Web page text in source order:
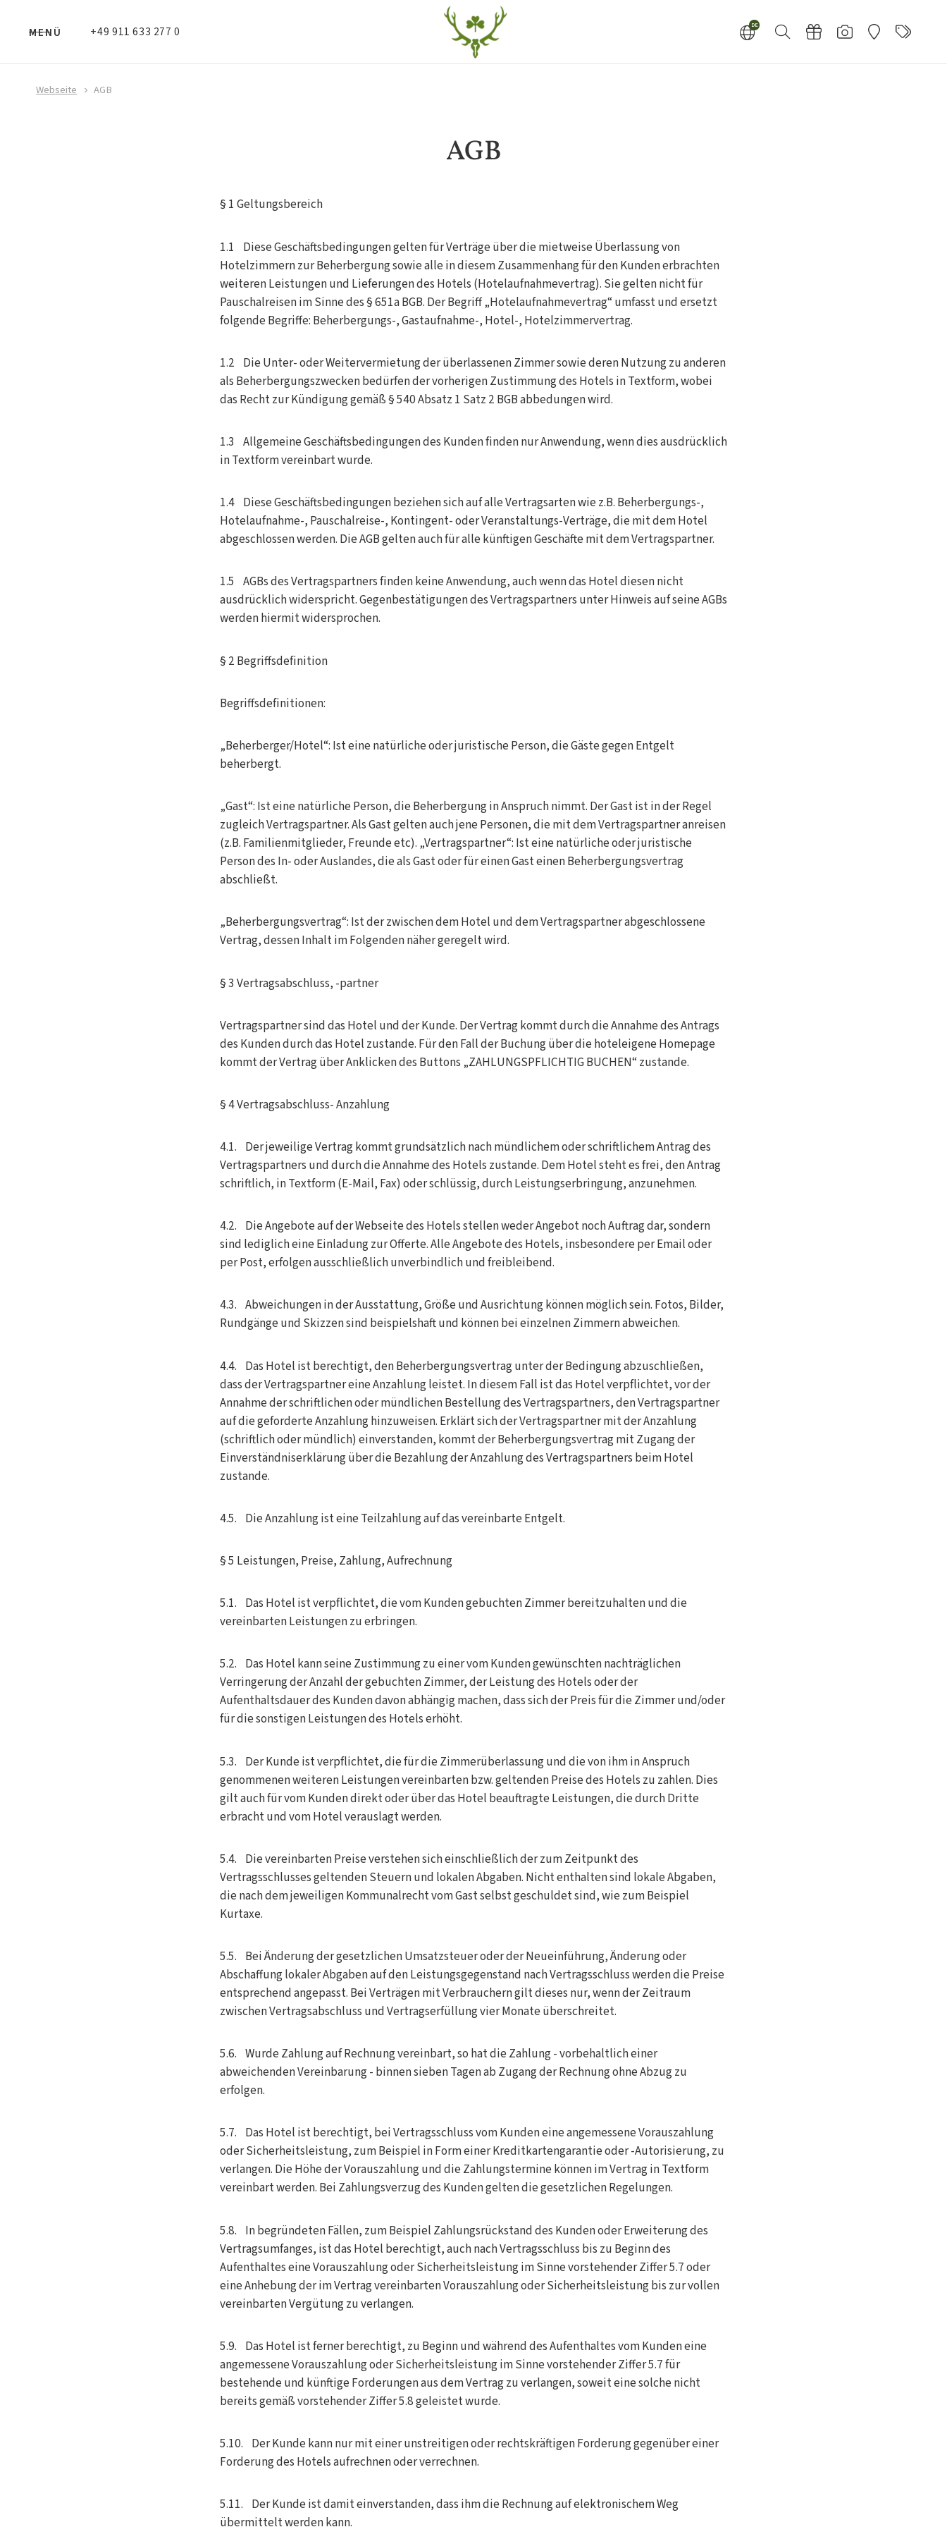
MENÜ +49 911 633 277 0 DE
EN
Webseite AGB
AGB
§ 1 Geltungsbereich
1.1 Diese Geschäftsbedingungen gelten für Verträge über die mietweise Überlassung von
Hotelzimmern zur Beherbergung sowie alle in diesem Zusammenhang für den Kunden erbrachten
weiteren Leistungen und Lieferungen des Hotels (Hotelaufnahmevertrag). Sie gelten nicht für
Pauschalreisen im Sinne des § 651a BGB. Der Begriff „Hotelaufnahmevertrag“ umfasst und ersetzt
folgende Begriffe: Beherbergungs-, Gastaufnahme-, Hotel-, Hotelzimmervertrag.
1.2 Die Unter- oder Weitervermietung der überlassenen Zimmer sowie deren Nutzung zu anderen
als Beherbergungszwecken bedürfen der vorherigen Zustimmung des Hotels in Textform, wobei
das Recht zur Kündigung gemäß § 540 Absatz 1 Satz 2 BGB abbedungen wird.
1.3 Allgemeine Geschäftsbedingungen des Kunden finden nur Anwendung, wenn dies ausdrücklich
in Textform vereinbart wurde.
1.4 Diese Geschäftsbedingungen beziehen sich auf alle Vertragsarten wie z.B. Beherbergungs-,
Hotelaufnahme-, Pauschalreise-, Kontingent- oder Veranstaltungs-Verträge, die mit dem Hotel
abgeschlossen werden. Die AGB gelten auch für alle künftigen Geschäfte mit dem Vertragspartner.
1.5 AGBs des Vertragspartners finden keine Anwendung, auch wenn das Hotel diesen nicht
ausdrücklich widerspricht. Gegenbestätigungen des Vertragspartners unter Hinweis auf seine AGBs
werden hiermit widersprochen.
§ 2 Begriffsdefinition
Begriffsdefinitionen:
„Beherberger/Hotel“: Ist eine natürliche oder juristische Person, die Gäste gegen Entgelt
beherbergt.
„Gast“: Ist eine natürliche Person, die Beherbergung in Anspruch nimmt. Der Gast ist in der Regel
zugleich Vertragspartner. Als Gast gelten auch jene Personen, die mit dem Vertragspartner anreisen
(z.B. Familienmitglieder, Freunde etc). „Vertragspartner“: Ist eine natürliche oder juristische
Person des In- oder Auslandes, die als Gast oder für einen Gast einen Beherbergungsvertrag
abschließt.
„Beherbergungsvertrag“: Ist der zwischen dem Hotel und dem Vertragspartner abgeschlossene
Vertrag, dessen Inhalt im Folgenden näher geregelt wird.
§ 3 Vertragsabschluss, -partner
Vertragspartner sind das Hotel und der Kunde. Der Vertrag kommt durch die Annahme des Antrags
des Kunden durch das Hotel zustande. Für den Fall der Buchung über die hoteleigene Homepage
kommt der Vertrag über Anklicken des Buttons „ZAHLUNGSPFLICHTIG BUCHEN“ zustande.
§ 4 Vertragsabschluss- Anzahlung
4.1. Der jeweilige Vertrag kommt grundsätzlich nach mündlichem oder schriftlichem Antrag des
Vertragspartners und durch die Annahme des Hotels zustande. Dem Hotel steht es frei, den Antrag
schriftlich, in Textform (E-Mail, Fax) oder schlüssig, durch Leistungserbringung, anzunehmen.
4.2. Die Angebote auf der Webseite des Hotels stellen weder Angebot noch Auftrag dar, sondern
sind lediglich eine Einladung zur Offerte. Alle Angebote des Hotels, insbesondere per Email oder
per Post, erfolgen ausschließlich unverbindlich und freibleibend.
4.3. Abweichungen in der Ausstattung, Größe und Ausrichtung können möglich sein. Fotos, Bilder,
Rundgänge und Skizzen sind beispielshaft und können bei einzelnen Zimmern abweichen.
4.4. Das Hotel ist berechtigt, den Beherbergungsvertrag unter der Bedingung abzuschließen,
dass der Vertragspartner eine Anzahlung leistet. In diesem Fall ist das Hotel verpflichtet, vor der
Annahme der schriftlichen oder mündlichen Bestellung des Vertragspartners, den Vertragspartner
auf die geforderte Anzahlung hinzuweisen. Erklärt sich der Vertragspartner mit der Anzahlung
(schriftlich oder mündlich) einverstanden, kommt der Beherbergungsvertrag mit Zugang der
Einverständniserklärung über die Bezahlung der Anzahlung des Vertragspartners beim Hotel
zustande.
4.5. Die Anzahlung ist eine Teilzahlung auf das vereinbarte Entgelt.
§ 5 Leistungen, Preise, Zahlung, Aufrechnung
5.1. Das Hotel ist verpflichtet, die vom Kunden gebuchten Zimmer bereitzuhalten und die
vereinbarten Leistungen zu erbringen.
5.2. Das Hotel kann seine Zustimmung zu einer vom Kunden gewünschten nachträglichen
Verringerung der Anzahl der gebuchten Zimmer, der Leistung des Hotels oder der
Aufenthaltsdauer des Kunden davon abhängig machen, dass sich der Preis für die Zimmer und/oder
für die sonstigen Leistungen des Hotels erhöht.
5.3. Der Kunde ist verpflichtet, die für die Zimmerüberlassung und die von ihm in Anspruch
genommenen weiteren Leistungen vereinbarten bzw. geltenden Preise des Hotels zu zahlen. Dies
gilt auch für vom Kunden direkt oder über das Hotel beauftragte Leistungen, die durch Dritte
erbracht und vom Hotel verauslagt werden.
5.4. Die vereinbarten Preise verstehen sich einschließlich der zum Zeitpunkt des
Vertragsschlusses geltenden Steuern und lokalen Abgaben. Nicht enthalten sind lokale Abgaben,
die nach dem jeweiligen Kommunalrecht vom Gast selbst geschuldet sind, wie zum Beispiel
Kurtaxe.
5.5. Bei Änderung der gesetzlichen Umsatzsteuer oder der Neueinführung, Änderung oder
Abschaffung lokaler Abgaben auf den Leistungsgegenstand nach Vertragsschluss werden die Preise
entsprechend angepasst. Bei Verträgen mit Verbrauchern gilt dieses nur, wenn der Zeitraum
zwischen Vertragsabschluss und Vertragserfüllung vier Monate überschreitet.
5.6. Wurde Zahlung auf Rechnung vereinbart, so hat die Zahlung - vorbehaltlich einer
abweichenden Vereinbarung - binnen sieben Tagen ab Zugang der Rechnung ohne Abzug zu
erfolgen.
5.7. Das Hotel ist berechtigt, bei Vertragsschluss vom Kunden eine angemessene Vorauszahlung
oder Sicherheitsleistung, zum Beispiel in Form einer Kreditkartengarantie oder -Autorisierung, zu
verlangen. Die Höhe der Vorauszahlung und die Zahlungstermine können im Vertrag in Textform
vereinbart werden. Bei Zahlungsverzug des Kunden gelten die gesetzlichen Regelungen.
5.8. In begründeten Fällen, zum Beispiel Zahlungsrückstand des Kunden oder Erweiterung des
Vertragsumfanges, ist das Hotel berechtigt, auch nach Vertragsschluss bis zu Beginn des
Aufenthaltes eine Vorauszahlung oder Sicherheitsleistung im Sinne vorstehender Ziffer 5.7 oder
eine Anhebung der im Vertrag vereinbarten Vorauszahlung oder Sicherheitsleistung bis zur vollen
vereinbarten Vergütung zu verlangen.
5.9. Das Hotel ist ferner berechtigt, zu Beginn und während des Aufenthaltes vom Kunden eine
angemessene Vorauszahlung oder Sicherheitsleistung im Sinne vorstehender Ziffer 5.7 für
bestehende und künftige Forderungen aus dem Vertrag zu verlangen, soweit eine solche nicht
bereits gemäß vorstehender Ziffer 5.8 geleistet wurde.
5.10. Der Kunde kann nur mit einer unstreitigen oder rechtskräftigen Forderung gegenüber einer
Forderung des Hotels aufrechnen oder verrechnen.
5.11. Der Kunde ist damit einverstanden, dass ihm die Rechnung auf elektronischem Weg
übermittelt werden kann.